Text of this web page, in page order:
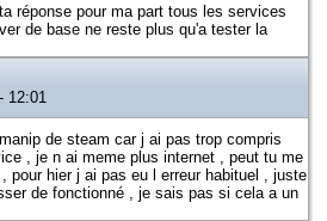
réponse pour ma part tous les services
de base ne reste plus qu'a tester la
12:01
de steam car j ai pas trop compris
, je n ai meme plus internet , peut tu me
pour hier j ai pas eu l erreur habituel , juste
de fonctionné , je sais pas si cela a un